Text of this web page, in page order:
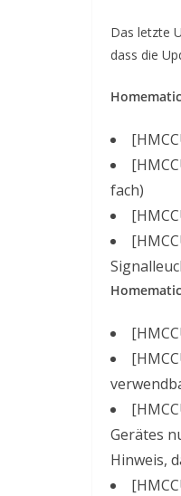
Das letzte
dass die
fach)
Gerätes
Hinweis,